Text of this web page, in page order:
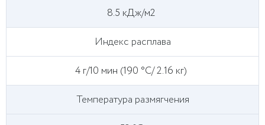
8.5 кДж/м2
Индекс расплава
4 г/10 мин (190 °C/ 2.16 кг)
Температура размягчения